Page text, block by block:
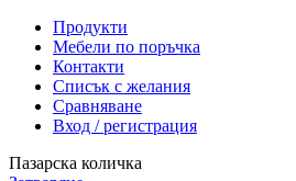
Продукти
Мебели по поръчка
Контакти
Списък с желания
Сравняване
Вход / регистрация
Пазарска количка